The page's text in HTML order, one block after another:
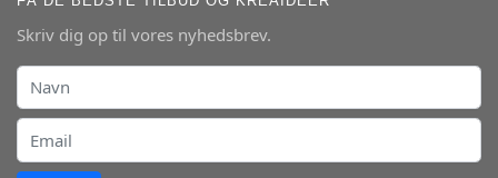
Skriv dig op til vores nyhedsbrev.